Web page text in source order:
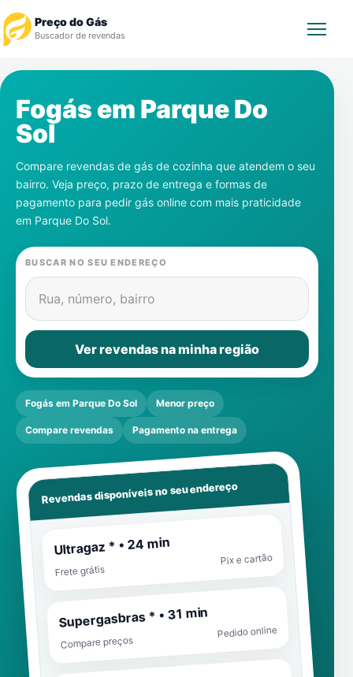
Preço do Gás
Buscador de revendas
Revendedor
Notícias
Cadastre-se
Gás
Contatos
Fogás em Parque Do
Sol
Compare revendas de gás de cozinha que atendem o seu
bairro. Veja preço, prazo de entrega e formas de
pagamento para pedir gás online com mais praticidade
em Parque Do Sol.
BUSCAR NO SEU ENDEREÇO
Rua, número, bairro
Ver revendas na minha região
Fogás em Parque Do Sol Menor preço
Compare revendas Pagamento na entrega
Revendas disponíveis no seu endereço
Ultragaz * • 24 min
Frete grátis
Pix e cartão
Supergasbras * • 31 min
Compare preços
Pedido online